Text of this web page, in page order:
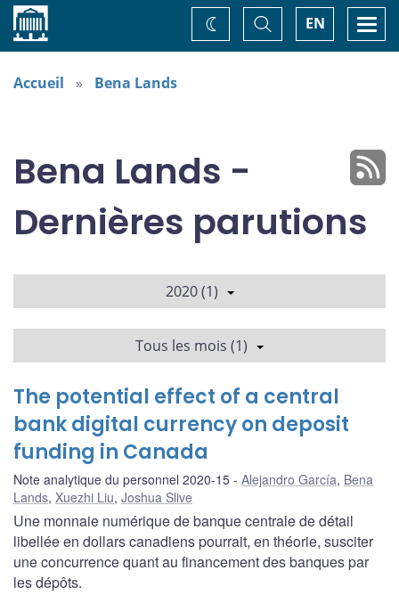
Accueil EN
Basculer
la
recherche
Changez
de
Accueil Bena Lands
Bena Lands -
Dernières parutions
2020 (1)
Tous les mois (1)
The potential effect of a central
bank digital currency on deposit
funding in Canada
Note analytique du personnel 2020-15 Alejandro García, Bena
Lands, Xuezhi Liu, Joshua Slive
Une monnaie numérique de banque centrale de détail
libellée en dollars canadiens pourrait, en théorie, susciter
une concurrence quant au financement des banques par
les dépôts.